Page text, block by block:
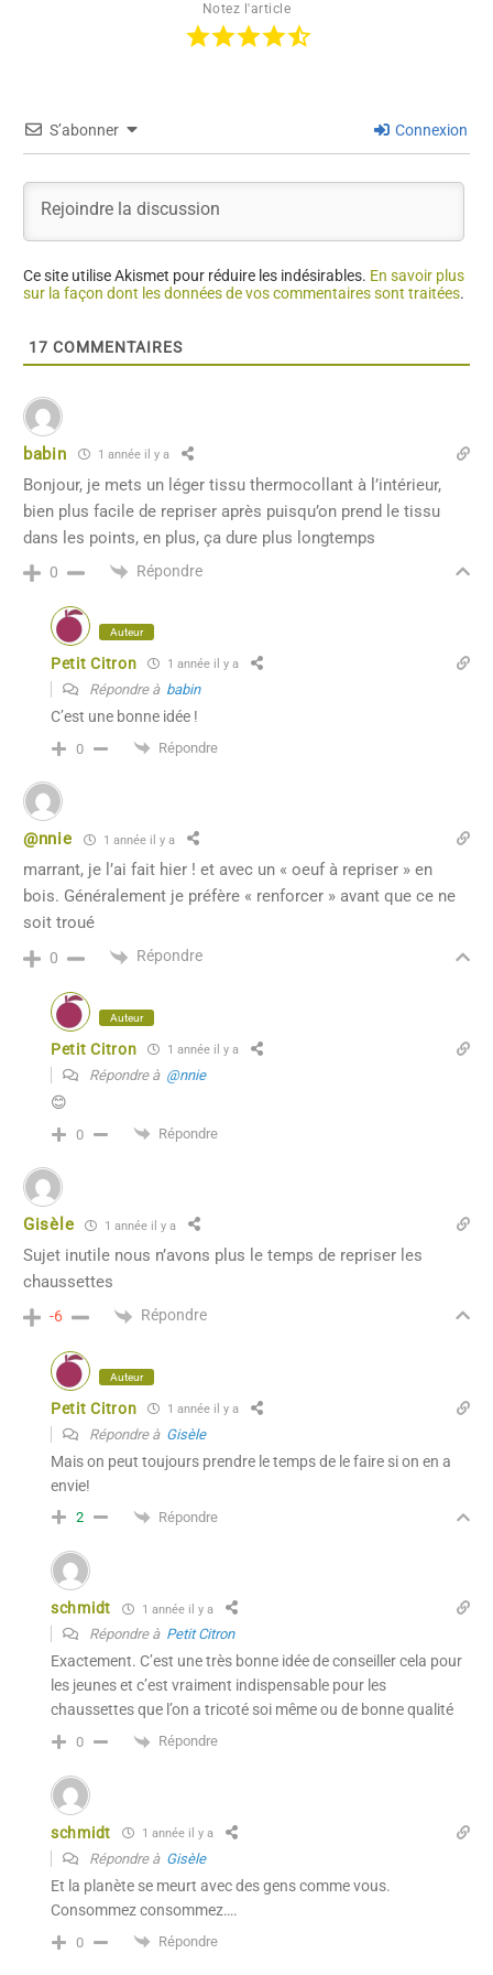
Notez l'article
S’abonner Connexion
Ce site utilise Akismet pour réduire les indésirables. En savoir plus
sur la façon dont les données de vos commentaires sont traitées.
17 COMMENTAIRES
babin 1 année il y a
Bonjour, je mets un léger tissu thermocollant à l’intérieur,
bien plus facile de repriser après puisqu’on prend le tissu
dans les points, en plus, ça dure plus longtemps
0 Répondre
Auteur
Petit Citron 1 année il y a
Répondre à babin
C’est une bonne idée !
0 Répondre
@nnie 1 année il y a
marrant, je l’ai fait hier ! et avec un « oeuf à repriser » en
bois. Généralement je préfère « renforcer » avant que ce ne
soit troué
0 Répondre
Auteur
Petit Citron 1 année il y a
Répondre à @nnie
😊
0 Répondre
Gisèle 1 année il y a
Sujet inutile nous n’avons plus le temps de repriser les
chaussettes
-6 Répondre
Auteur
Petit Citron 1 année il y a
Répondre à Gisèle
Mais on peut toujours prendre le temps de le faire si on en a
envie!
2 Répondre
schmidt 1 année il y a
Répondre à Petit Citron
Exactement. C’est une très bonne idée de conseiller cela pour
les jeunes et c’est vraiment indispensable pour les
chaussettes que l’on a tricoté soi même ou de bonne qualité
0 Répondre
schmidt 1 année il y a
Répondre à Gisèle
Et la planète se meurt avec des gens comme vous.
Consommez consommez….
0 Répondre